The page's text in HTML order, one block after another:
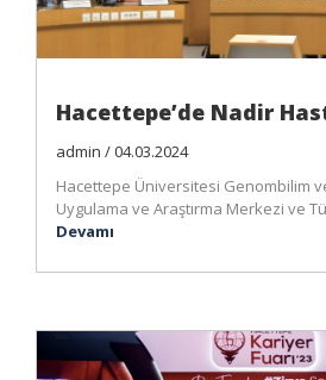
Hacettepe’de Nadir
admin / 04.03.2024
Hacettepe Üniversitesi Genombilim
Uygulama ve Araştırma Merkezi ve
Devamı